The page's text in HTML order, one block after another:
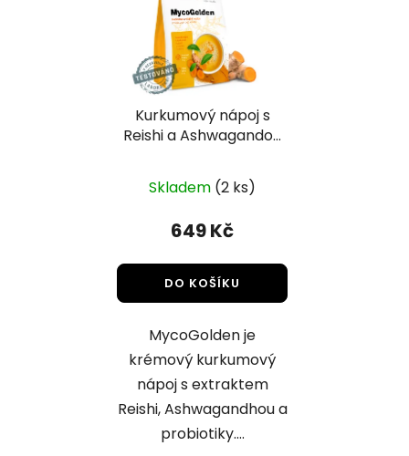
Kurkumový nápoj s
Reishi a Ashwagandou
MycoMedica
Skladem (2 ks)
649 Kč
DO KOŠÍKU
MycoGolden je
krémový kurkumový
nápoj s extraktem
Reishi, Ashwagandhou a
probiotiky....